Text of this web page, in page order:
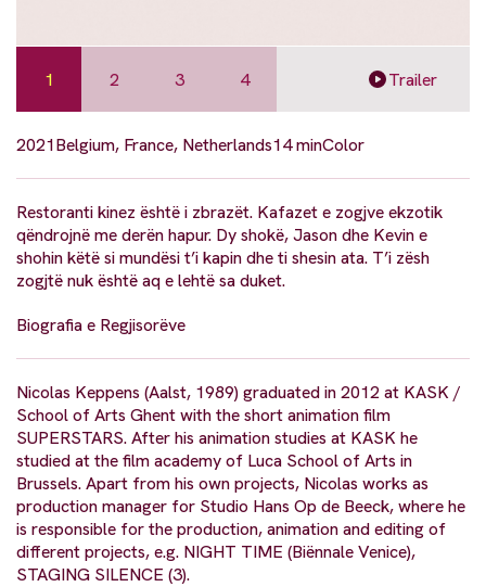
1 2 3 4 Trailer
2021Belgium, France, Netherlands14 minColor
Restoranti kinez është i zbrazët. Kafazet e zogjve ekzotik
qëndrojnë me derën hapur. Dy shokë, Jason dhe Kevin e
shohin këtë si mundësi t’i kapin dhe ti shesin ata. T’i zësh
zogjtë nuk është aq e lehtë sa duket.
Biografia e Regjisorëve
Nicolas Keppens (Aalst, 1989) graduated in 2012 at KASK /
School of Arts Ghent with the short animation film
SUPERSTARS. After his animation studies at KASK he
studied at the film academy of Luca School of Arts in
Brussels. Apart from his own projects, Nicolas works as
production manager for Studio Hans Op de Beeck, where he
is responsible for the production, animation and editing of
different projects, e.g. NIGHT TIME (Biënnale Venice),
STAGING SILENCE (3).